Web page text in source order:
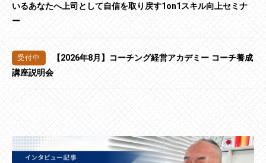
いるあなたへ上司として自信を取り戻す1on1スキル向上セミナ
ー
【2026年8月】コーチング経営アカデミー コーチ養成
講座説明会